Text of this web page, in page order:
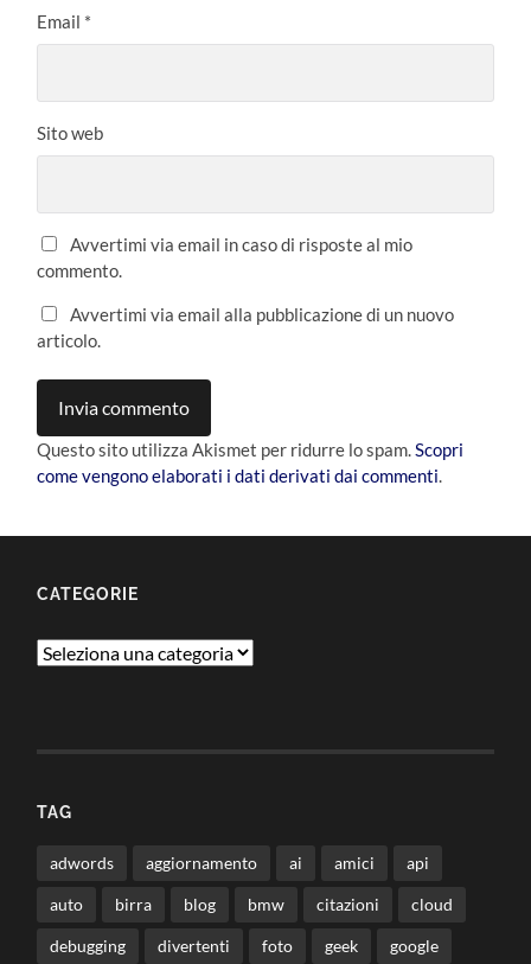
Email *
Sito web
Avvertimi via email in caso di risposte al mio
commento.
Avvertimi via email alla pubblicazione di un nuovo
articolo.
Questo sito utilizza Akismet per ridurre lo spam.Scopri
come vengono elaborati i dati derivati dai commenti.
CATEGORIE
Categorie
TAG
adwords aggiornamento ai amici api
auto birra blog bmw citazioni cloud
debugging divertenti foto geek google